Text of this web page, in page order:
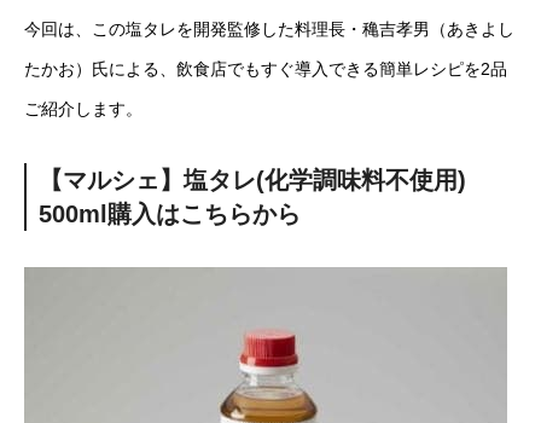
今回は、この塩タレを開発監修した料理長・穐吉孝男（あきよし
たかお）氏による、飲食店でもすぐ導入できる簡単レシピを2品
ご紹介します。
【マルシェ】塩タレ(化学調味料不使用)
500ml購入はこちらから